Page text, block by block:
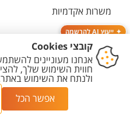
ייעוץ AI להרשמה
משרות אקדמיות
נגישות
מדיניות